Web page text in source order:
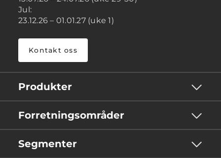
Jul:
23.12.26 – 01.01.27 (uke 1)
Kontakt oss
Produkter
Forretningsområder
Segmenter